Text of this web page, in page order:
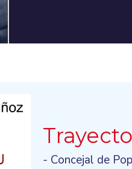
- Concejal de